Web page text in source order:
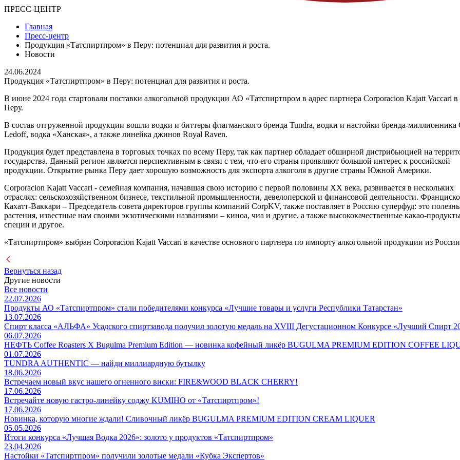
ПРЕСС-ЦЕНТР
Главная
Пресс-центр
Продукция «Татспиртпром» в Перу: потенциал для развития и роста.
Новости
24.06.2024
Продукция «Татспиртпром» в Перу: потенциал для развития и роста.
В июне 2024 года стартовали поставки алкогольной продукции АО «Татспиртпром в адрес партнера Corporacion Kajatt Vaccari в
Перу.
В состав отгруженной продукции вошли водки и биттеры флагманского бренда Tundra, водки и настойки бренда-миллионника
Ledoff, водка «Ханская», а также линейка джинов Royal Raven.
Продукция будет представлена в торговых точках по всему Перу, так как партнер обладает обширной дистрибьюцией на
государства. Данный регион является перспективным в связи с тем, что его страны проявляют большой интерес к российской
продукции. Открытие рынка Перу дает хорошую возможность для экспорта алкоголя в другие страны Южной Америки.
Corporacion Kajatt Vaccari - семейная компания, начавшая свою историю с первой половины XX века, развивается в нескольких
отраслях: сельскохозяйственном бизнесе, текстильной промышленности, девелоперской и финансовой деятельности. Франциско
Кахатт-Ваккари – Председатель совета директоров группы компаний CorpKV, также поставляет в Россию суперфуд: это
растения, известные нам своими экзотическими названиями – киноа, чиа и другие, а также высококачественные какао-
специи и другое.
«Татспиртпром» выбран Corporacion Kajatt Vaccari в качестве основного партнера по импорту алкогольной продукции из
Вернуться назад
Другие новости
Все новости
22.07.2026
Продукты АО «Татспиртпром» стали победителями конкурса «Лучшие товары и услуги Республики Татарстан»
13.07.2026
Спирт класса «АЛЬФА» Усадского спиртзавода получил золотую медаль на XVIII Дегустационном Конкурсе «Лучший Спирт
06.07.2026
НЕФТЬ Coffee Roasters Х Bugulma Premium Edition — новинка кофейный ликёр BUGULMA PREMIUM EDITION COFFEE
01.07.2026
TUNDRA AUTHENTIC — найди миллиардную бутылку
18.06.2026
Встречаем новый вкус нашего огненного виски: FIRE&WOOD BLACK CHERRY!
17.06.2026
Встречайте новую гастро-линейку соджу KUMIHO от «Татспиртпром»!
17.06.2026
Новинка, которую многие ждали! Сливочный ликёр BUGULMA PREMIUM EDITION CREAM LIQUER
05.05.2026
Итоги конкурса «Лучшая Водка 2026»: золото у продуктов «Татспиртпром»
23.04.2026
Настойки «Татспиртпром» получили золотые медали «Кубка Экспертов»